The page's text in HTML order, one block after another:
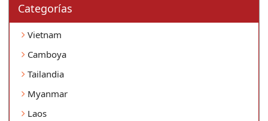
Categorí­as
Vietnam
Camboya
Tailandia
Myanmar
Laos